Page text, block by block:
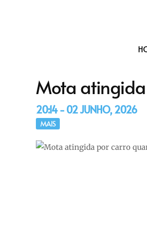
Mota
20:14 - 02 JUNHO, 2026
MAIS